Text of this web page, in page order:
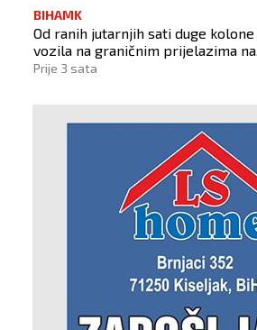
BIHAMK
Od ranih jutarnjih sati duge kolone
vozila na graničnim prijelazima na
izlazu iz BiH
Prije 3 sata